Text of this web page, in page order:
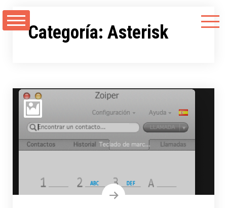
contenidoCategoría: Asterisk